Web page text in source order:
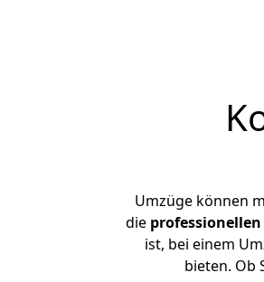
Umzüge können
die
ist, bei einem
bieten. Ob